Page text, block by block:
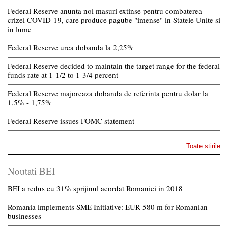
Federal Reserve anunta noi masuri extinse pentru combaterea
crizei COVID-19, care produce pagube "imense" in Statele Unite si
in lume
Federal Reserve urca dobanda la 2,25%
Federal Reserve decided to maintain the target range for the federal
funds rate at 1-1/2 to 1-3/4 percent
Federal Reserve majoreaza dobanda de referinta pentru dolar la
1,5% - 1,75%
Federal Reserve issues FOMC statement
Toate stirile
Noutati BEI
BEI a redus cu 31% sprijinul acordat Romaniei in 2018
Romania implements SME Initiative: EUR 580 m for Romanian
businesses